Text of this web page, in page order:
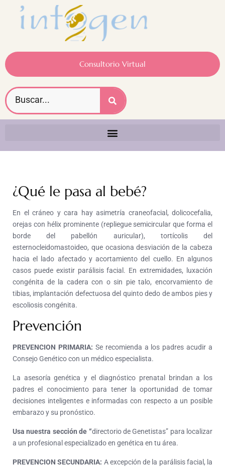
Consultorio Virtual
¿Qué le pasa al bebé?
En el cráneo y cara hay asimetría craneofacial, dolicocefalia,
orejas con hélix prominente (repliegue semicircular que forma el
borde del pabellón auricular), tortícolis del
esternocleidomastoideo, que ocasiona desviación de la cabeza
hacia el lado afectado y acortamiento del cuello. En algunos
casos puede existir parálisis facial. En extremidades, luxación
congénita de la cadera con o sin pie talo, encorvamiento de
tibias, implantación defectuosa del quinto dedo de ambos pies y
escoliosis congénita.
Prevención
PREVENCION PRIMARIA: Se recomienda a los padres acudir a
Consejo Genético con un médico especialista.
La asesoría genética y el diagnóstico prenatal brindan a los
padres el conocimiento para tener la oportunidad de tomar
decisiones inteligentes e informadas con respecto a un posible
embarazo y su pronóstico.
Usa nuestra sección de “directorio de Genetistas” para localizar
a un profesional especializado en genética en tu área.
PREVENCION SECUNDARIA: A excepción de la parálisis facial, la